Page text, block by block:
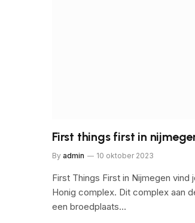
First things first in
By admin 10 oktober 2023
First Things First in Nijmegen vind
Honig complex. Dit complex aan
een broedplaats…